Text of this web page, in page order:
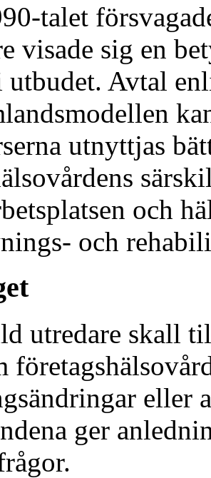
talet
visade sig en
Avtal
utnyttjas
och
och
utredare skall
eller
ger